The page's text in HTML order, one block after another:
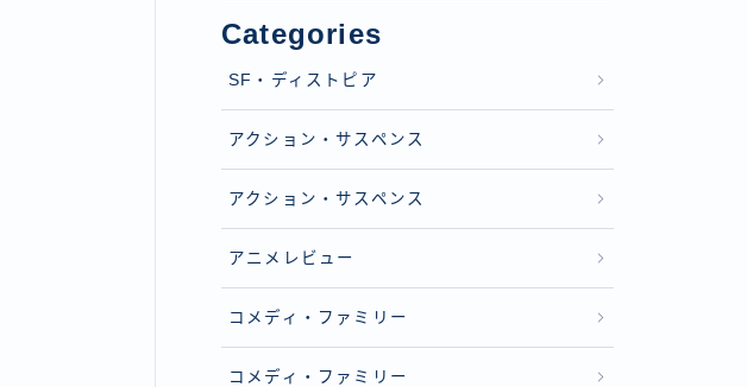
Categories
SF・ディストピア
アクション・サスペンス
アクション・サスペンス
アニメレビュー
コメディ・ファミリー
コメディ・ファミリー